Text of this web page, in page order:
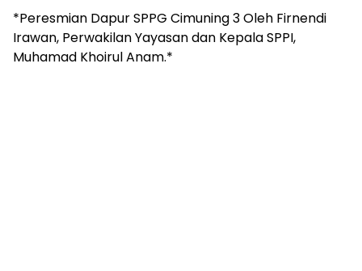
*Peresmian Dapur SPPG Cimuning 3 Oleh Firnendi
Irawan, Perwakilan Yayasan dan Kepala SPPI,
Muhamad Khoirul Anam.*